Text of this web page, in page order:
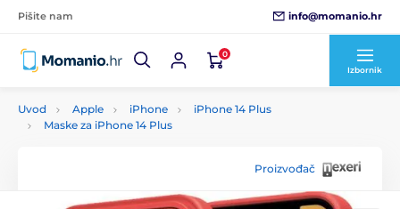
Pišite nam info@momanio.hr
0
Izbornik
Uvod Apple iPhone
iPhone 14 Plus
Maske za iPhone 14 Plus
Proizvođač